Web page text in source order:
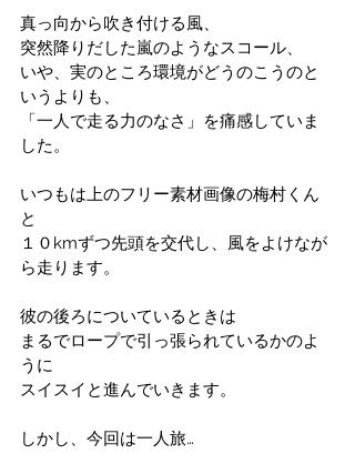
真っ向から吹き付ける風、
突然降りだした嵐のようなスコール、
いや、実のところ環境がどうのこうのと
いうよりも、
「一人で走る力のなさ」を痛感していま
した。
いつもは上のフリー素材画像の梅村くん
と
１０kmずつ先頭を交代し、風をよけなが
ら走ります。
彼の後ろについているときは
まるでロープで引っ張られているかのよ
うに
スイスイと進んでいきます。
しかし、今回は一人旅…